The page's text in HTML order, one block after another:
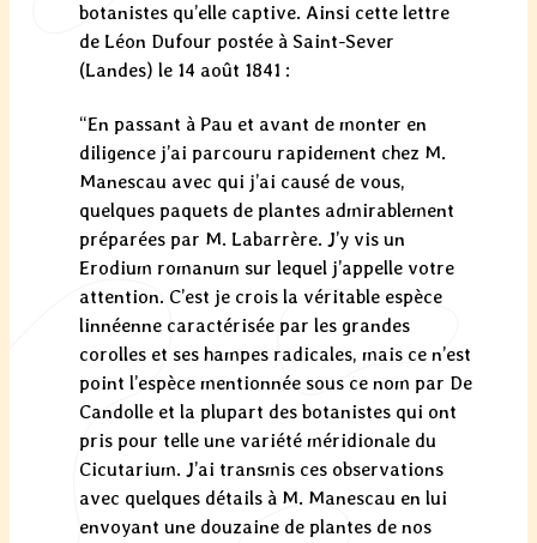
botanistes qu’elle captive. Ainsi cette lettre
de Léon Dufour postée à Saint-Sever
(Landes) le 14 août 1841 :
“En passant à Pau et avant de monter en
diligence j’ai parcouru rapidement chez M.
Manescau avec qui j’ai causé de vous,
quelques paquets de plantes admirablement
préparées par M. Labarrère. J’y vis un
Erodium romanum sur lequel j’appelle votre
attention. C’est je crois la véritable espèce
linnéenne caractérisée par les grandes
corolles et ses hampes radicales, mais ce n’est
point l’espèce mentionnée sous ce nom par De
Candolle et la plupart des botanistes qui ont
pris pour telle une variété méridionale du
Cicutarium. J’ai transmis ces observations
avec quelques détails à M. Manescau en lui
envoyant une douzaine de plantes de nos